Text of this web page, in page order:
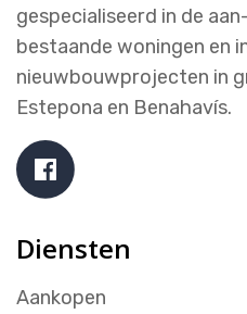
gespecialiseerd in de
bestaande woningen en
nieuwbouwprojecten in
Estepona en Benahavís.
Diensten
Aankopen